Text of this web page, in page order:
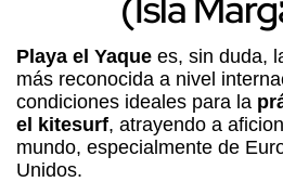
Playa el Yaque es, sin duda,
más reconocida a nivel
condiciones ideales para la
el kitesurf, atrayendo a
mundo, especialmente de
Unidos.